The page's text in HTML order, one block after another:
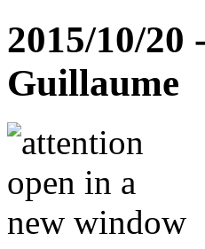
2015/10/20
Guillaume